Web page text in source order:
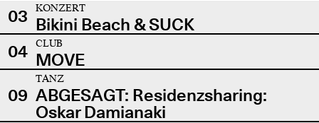
03
KONZERT
Bikini Beach & SUCK
04
CLUB
MOVE
09
TANZ
ABGESAGT: Residenzsharing:
Oskar Damianaki